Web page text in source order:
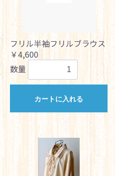
フリル半袖フリルブラウス
￥4,600
数量
カートに入れる